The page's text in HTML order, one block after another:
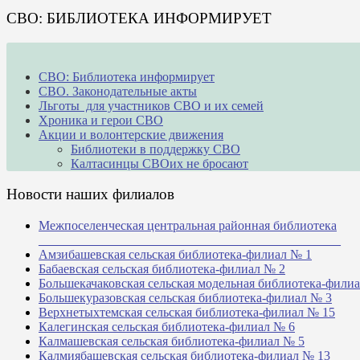
СВО: БИБЛИОТЕКА ИНФОРМИРУЕТ
СВО: Библиотека информирует
СВО. Законодательные акты
Льготы для участников СВО и их семей
Хроника и герои СВО
Акции и волонтерские движения
Библиотеки в поддержку СВО
Калтасинцы СВОих не бросают
Новости наших филиалов
Межпоселенческая центральная районная библиотека
Амзибашевская сельская библиотека-филиал № 1
Бабаевская сельская библиотека-филиал № 2
Большекачаковская сельская модельная библиотека-
Большекуразовская сельская библиотека-филиал № 3
Верхнетыхтемская сельская библиотека-филиал № 15
Калегинская сельская библиотека-филиал № 6
Калмашевская сельская библиотека-филиал № 5
Калмиябашевская сельская библиотека-филиал № 13